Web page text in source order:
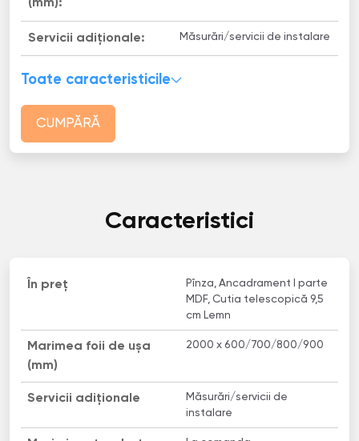
(mm):
Servicii adiționale: Măsurări/servicii de instalare
Toate caracteristicile
CUMPĂRĂ
Caracteristici
În preț
Pînza, Ancadrament I parte
MDF, Cutia telescopică 9,5
cm Lemn
Marimea foii de ușa
(mm)
2000 x 600/700/800/900
Servicii adiționale
Măsurări/servicii de
instalare